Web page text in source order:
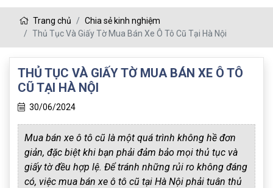
Trang chủ
Chia sẻ kinh nghiệm
Thủ Tục Và Giấy Tờ Mua Bán Xe Ô Tô Cũ Tại Hà Nội
THỦ TỤC VÀ GIẤY TỜ MUA BÁN XE Ô TÔ
CŨ TẠI HÀ NỘI
30/06/2024
Mua bán xe ô tô cũ là một quá trình không hề đơn
giản, đặc biệt khi bạn phải đảm bảo mọi thủ tục và
giấy tờ đều hợp lệ. Để tránh những rủi ro không đáng
có, việc mua bán xe ô tô cũ tại Hà Nội phải tuân thủ